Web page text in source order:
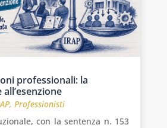
professionali: la
, Professionisti
con la sentenza n. 153